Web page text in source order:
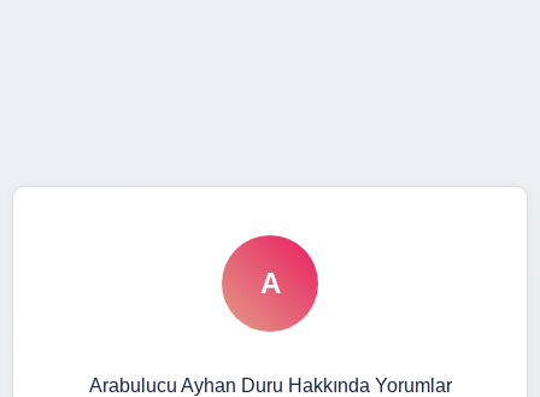
A
Arabulucu Ayhan Duru Hakkında Yorumlar